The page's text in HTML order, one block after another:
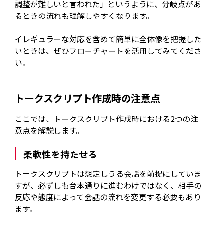
調整が難しいと言われた」というように、分岐点があ
るときの流れも理解しやすくなります。
イレギュラーな対応を含めて簡単に全体像を把握した
いときは、ぜひフローチャートを活用してみてくださ
い。
トークスクリプト作成時の注意点
ここでは、トークスクリプト作成時における2つの注
意点を解説します。
柔軟性を持たせる
トークスクリプトは想定しうる会話を前提にしていま
すが、必ずしも台本通りに進むわけではなく、相手の
反応や態度によって会話の流れを変更する必要もあり
ます。